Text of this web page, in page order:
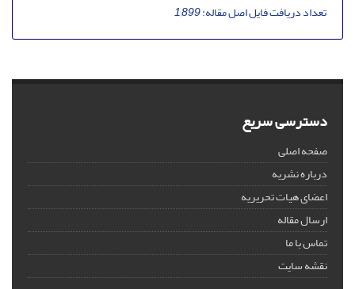
تعداد دریافت فایل اصل مقاله:1,899
دسترسی سریع
صفحه اصلی
درباره نشریه
اعضای هیات تحریریه
ارسال مقاله
تماس با ما
نقشه سایت